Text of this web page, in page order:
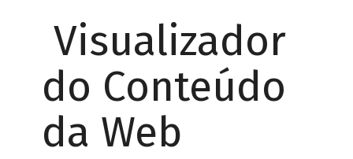
Visualizador
do Conteúdo
da Web